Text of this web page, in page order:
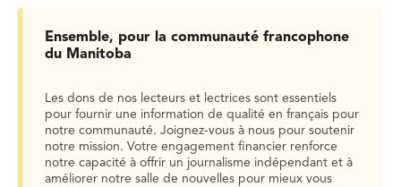
Ensemble, pour la communauté francophone
du Manitoba
Les dons de nos lecteurs et lectrices sont essentiels
pour fournir une information de qualité en français pour
notre communauté. Joignez-vous à nous pour soutenir
notre mission. Votre engagement financier renforce
notre capacité à offrir un journalisme indépendant et à
améliorer notre salle de nouvelles pour mieux vous